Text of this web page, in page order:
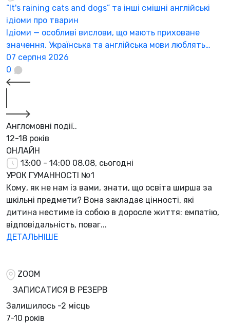
“It's raining cats and dogs” та інші смішні англійські
ідіоми про тварин
Ідіоми — особливі вислови, що мають приховане
значення. Українська та англійська мови люблять…
07 серпня 2026
0
Англомовні події..
12-18 років
ОНЛАЙН
13:00 - 14:00 08.08, сьогодні
УРОК ГУМАННОСТІ №1
Кому, як не нам із вами, знати, що освіта ширша за
шкільні предмети? Вона закладає цінності, які
дитина нестиме із собою в доросле життя: емпатію,
відповідальність, поваг...
ДЕТАЛЬНІШЕ
ZOOM
ЗАПИСАТИСЯ В РЕЗЕРВ
Залишилось -2 місць
7-10 років